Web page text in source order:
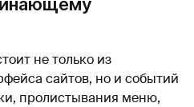
не только из
сайтов, но и событий
пролистывания меню,